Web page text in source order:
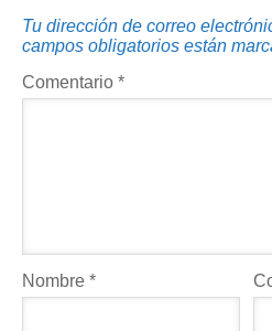
Tu dirección de correo
campos obligatorios están
Comentario *
Nombre *